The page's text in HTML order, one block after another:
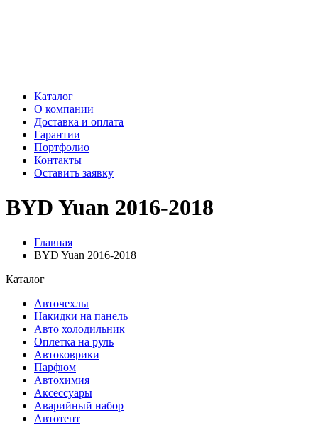
Каталог
О компании
Доставка и оплата
Гарантии
Портфолио
Контакты
Оставить заявку
BYD Yuan 2016-2018
Главная
BYD Yuan 2016-2018
Каталог
Авточехлы
Накидки на панель
Авто холодильник
Оплетка на руль
Автоковрики
Парфюм
Автохимия
Аксессуары
Аварийный набор
Автотент